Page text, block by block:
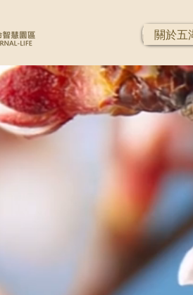
關於五